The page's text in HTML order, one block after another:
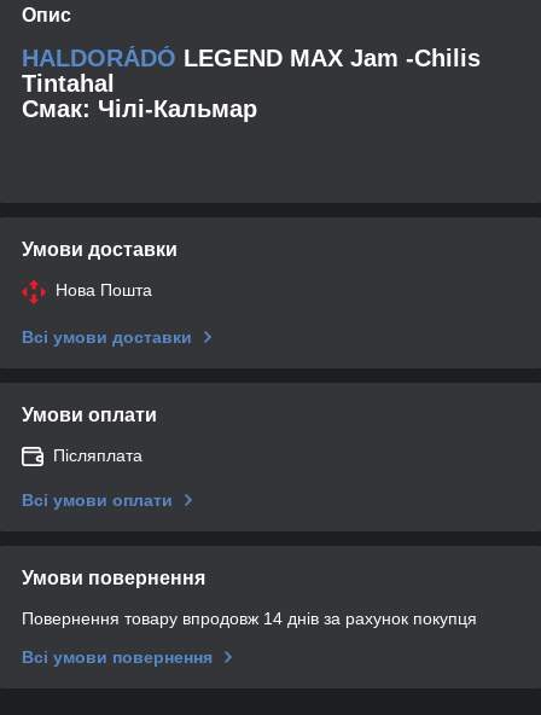
Опис
HALDORÁDÓ LEGEND MAX Jam -Chilis
Tintahal
Смак: Чілі-Кальмар
Умови доставки
Нова Пошта
Всі умови доставки
Умови оплати
Післяплата
Всі умови оплати
Умови повернення
Повернення товару впродовж 14 днів за рахунок покупця
Всі умови повернення